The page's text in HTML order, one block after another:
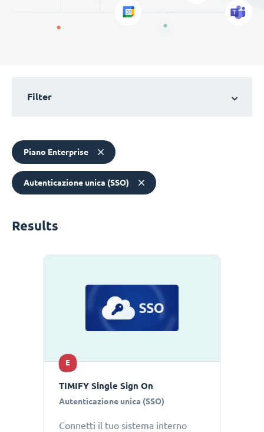
Filter
Piano Enterprise
Autenticazione unica (SSO)
Results
E
TIMIFY Single Sign On
Autenticazione unica (SSO)
Connetti il tuo sistema interno